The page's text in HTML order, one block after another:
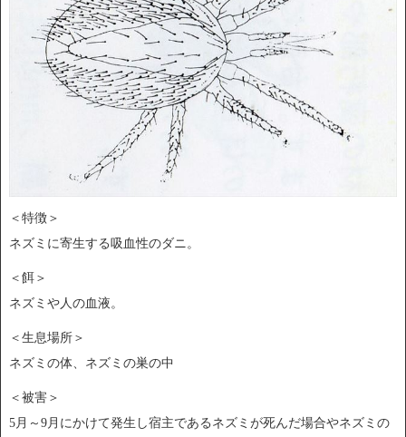
＜特徴＞
ネズミに寄生する吸血性のダニ。
＜餌＞
ネズミや人の血液。
＜生息場所＞
ネズミの体、ネズミの巣の中
＜被害＞
5月～9月にかけて発生し宿主であるネズミが死んだ場合やネズミの